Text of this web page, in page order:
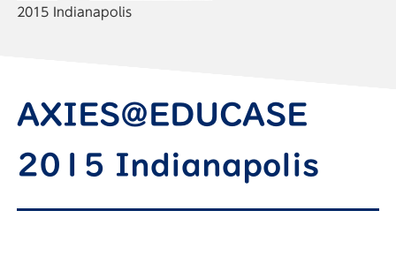
2015 Indianapolis
AXIES@EDUCASE
2015 Indianapolis